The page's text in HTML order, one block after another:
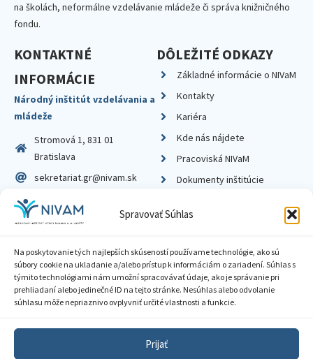
Spravovať Súhlas
Na poskytovanie tých najlepších skúseností používame technológie, ako sú
súbory cookie na ukladanie a/alebo prístup k informáciám o zariadení. Súhlas s
týmito technológiami nám umožní spracovávať údaje, ako je správanie pri
prehliadaní alebo jedinečné ID na tejto stránke. Nesúhlas alebo odvolanie
súhlasu môže nepriaznivo ovplyvniť určité vlastnosti a funkcie.
Prijať
na školách, neformálne vzdelávanie mládeže či správa knižničného
fondu.
KONTAKTNÉ
INFORMÁCIE
Národný inštitút vzdelávania a
mládeže
Stromová 1, 831 01
Bratislava
sekretariat.gr@nivam.sk
IČO: 00164348
DIČ: 2020798714
DÔLEŽITÉ ODKAZY
Základné informácie o NIVaM
Kontakty
Kariéra
Kde nás nájdete
Pracoviská NIVaM
Dokumenty inštitúcie
Zásady ochrany súkromia
Sprístupnenie informácií